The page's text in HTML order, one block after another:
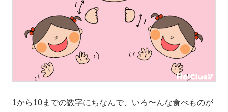
1から10までの数字にちなんで、いろ〜んな食べものが